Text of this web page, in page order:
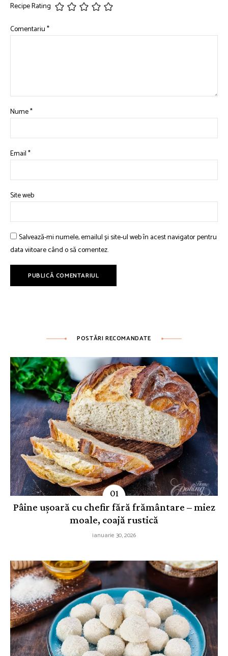
Recipe Rating
Comentariu*
Nume*
Email*
Site web
Salvează-mi numele, emailul și site-ul web în acest navigator pentru
data viitoare când o să comentez.
POSTĂRI RECOMANDATE
Pâine ușoară cu chefir fără frământare – miez
moale, coajă rustică
ianuarie 30, 2026